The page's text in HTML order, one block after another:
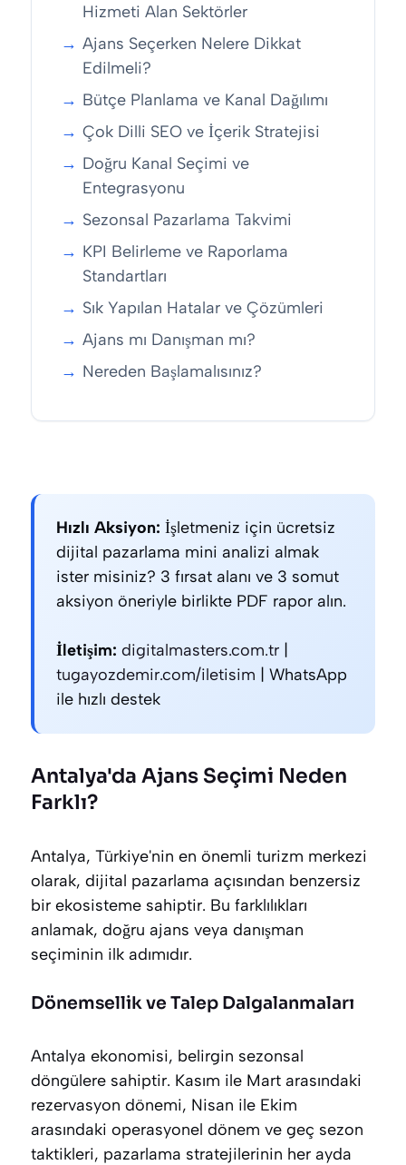
Hizmeti Alan Sektörler
Ajans Seçerken Nelere Dikkat
Edilmeli?
Bütçe Planlama ve Kanal Dağılımı
Çok Dilli SEO ve İçerik Stratejisi
Doğru Kanal Seçimi ve
Entegrasyonu
Sezonsal Pazarlama Takvimi
KPI Belirleme ve Raporlama
Standartları
Sık Yapılan Hatalar ve Çözümleri
Ajans mı Danışman mı?
Nereden Başlamalısınız?
Hızlı Aksiyon: İşletmeniz için ücretsiz
dijital pazarlama mini analizi almak
ister misiniz? 3 fırsat alanı ve 3 somut
aksiyon öneriyle birlikte PDF rapor alın.
İletişim: digitalmasters.com.tr |
tugayozdemir.com/iletisim | WhatsApp
ile hızlı destek
Antalya'da Ajans Seçimi Neden
Farklı?
Antalya, Türkiye'nin en önemli turizm merkezi
olarak, dijital pazarlama açısından benzersiz
bir ekosisteme sahiptir. Bu farklılıkları
anlamak, doğru ajans veya danışman
seçiminin ilk adımıdır.
Dönemsellik ve Talep Dalgalanmaları
Antalya ekonomisi, belirgin sezonsal
döngülere sahiptir. Kasım ile Mart arasındaki
rezervasyon dönemi, Nisan ile Ekim
arasındaki operasyonel dönem ve geç sezon
taktikleri, pazarlama stratejilerinin her ayda